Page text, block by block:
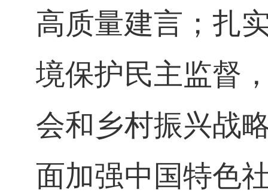
高质量建言；扎
境保护民主监督
会和乡村振兴战
面加强中国特色